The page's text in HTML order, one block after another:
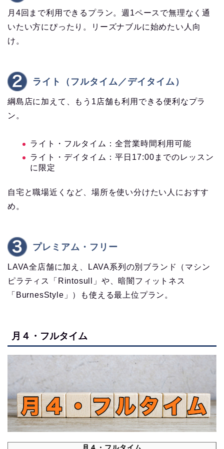
月4回まで利用できるプラン。週1ペースで無理なく通
いたい方にぴったり。リーズナブルに始めたい人向
け。
ライト（フルタイム／デイタイム）
綱島店に加えて、もう1店舗も利用できる便利なプラ
ン。
ライト・フルタイム：全営業時間利用可能
ライト・デイタイム：平日17:00までのレッスン
に限定
自宅と職場近くなど、場所を使い分けたい人におすす
め。
プレミアム・フリー
LAVA全店舗に加え、LAVA系列の別ブランド（マシン
ピラティス「Rintosull」や、暗闇フィットネス
「BurnesStyle」）も使える最上位プラン。
月４・フルタイム